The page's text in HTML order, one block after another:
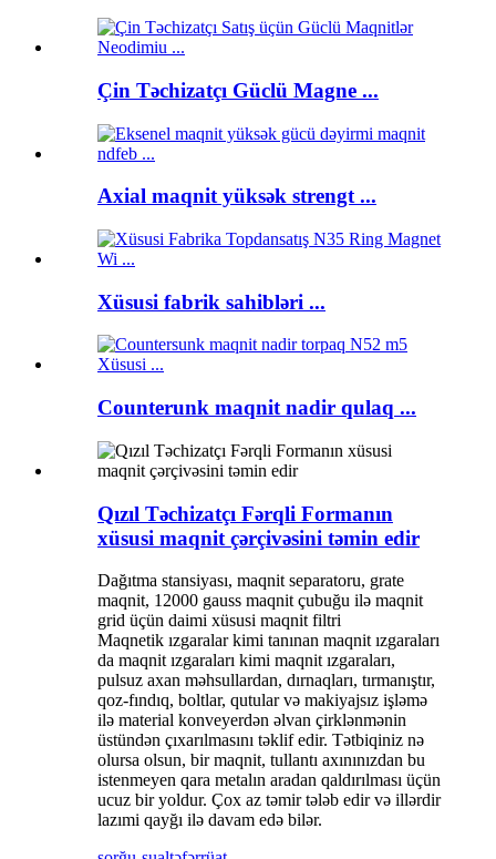
Çin Təchizatçı Güclü Magne ...
Axial maqnit yüksək strengt ...
Xüsusi fabrik sahibləri ...
Counterunk maqnit nadir qulaq ...
Qızıl Təchizatçı Fərqli Formanın
xüsusi maqnit çərçivəsini təmin edir
Dağıtma stansiyası, maqnit separatoru, grate
maqnit, 12000 gauss maqnit çubuğu ilə maqnit
grid üçün daimi xüsusi maqnit filtri
Maqnetik ızgaralar kimi tanınan maqnit ızgaraları
da maqnit ızgaraları kimi maqnit ızgaraları,
pulsuz axan məhsullardan, dırnaqları, tırmanıştır,
qoz-fındıq, boltlar, qutular və makiyajsız işləmə
ilə material konveyerdən əlvan çirklənmənin
üstündən çıxarılmasını təklif edir. Tətbiqiniz nə
olursa olsun, bir maqnit, tullantı axınınızdan bu
istenmeyen qara metalın aradan qaldırılması üçün
ucuz bir yoldur. Çox az təmir tələb edir və illərdir
lazımi qayğı ilə davam edə bilər.